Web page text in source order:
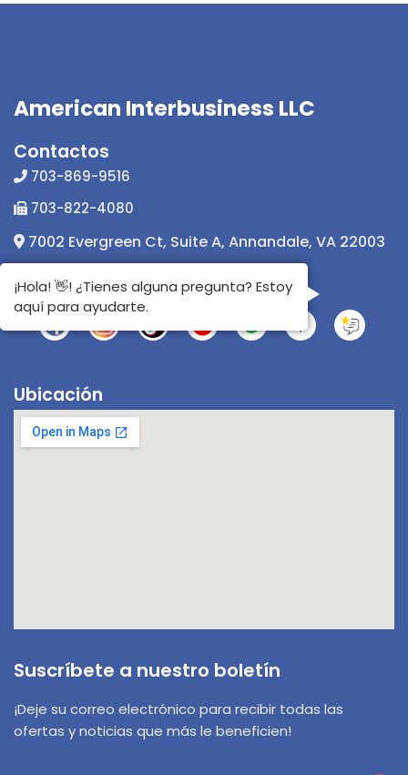
American Interbusiness LLC
Contactos
703-869-9516
703-822-4080
7002 Evergreen Ct, Suite A, Annandale, VA 22003
info@americaninterbusiness.com
Ubicación
Suscríbete a nuestro boletín
¡Deje su correo electrónico para recibir todas las
ofertas y noticias que más le beneficien!
¡Hola! 👋! ¿Tienes alguna pregunta? Estoy
aquí para ayudarte.